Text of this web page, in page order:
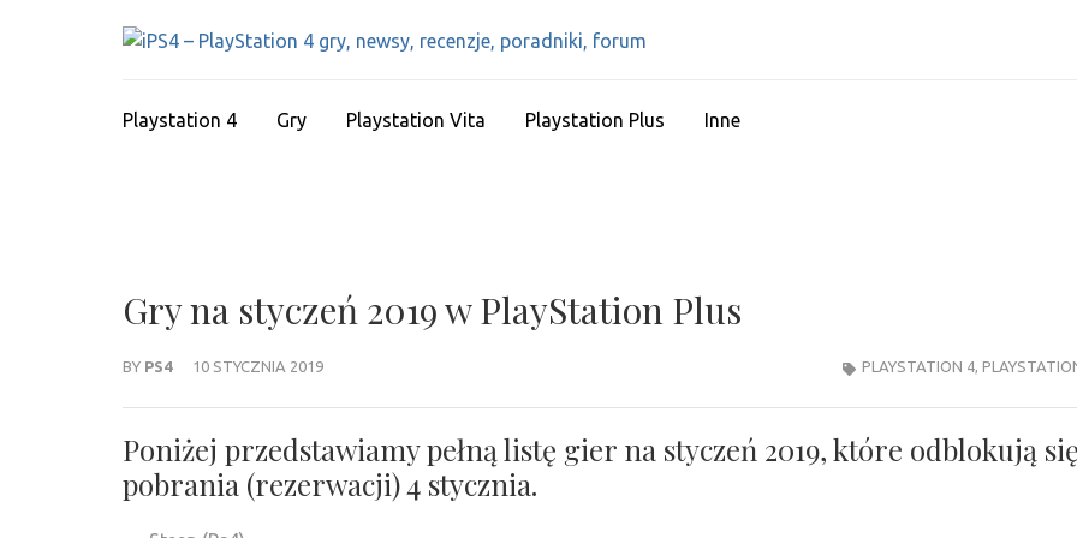
RECENZJE,
Playstation 4 Gry Playstation Vita Playstation Plus Inne
Gry na styczeń 2019 w PlayStation Plus
BY PS4 10 STYCZNIA 2019 PLAYSTATION 4,
Poniżej przedstawiamy pełną listę gier na styczeń 2019, które odblokują
pobrania (rezerwacji) 4 stycznia.